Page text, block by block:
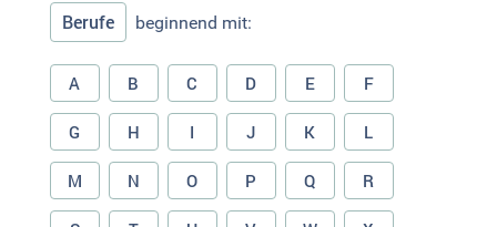
Berufe beginnend mit:
A B C D E F
G H I J K L
M N O P Q R